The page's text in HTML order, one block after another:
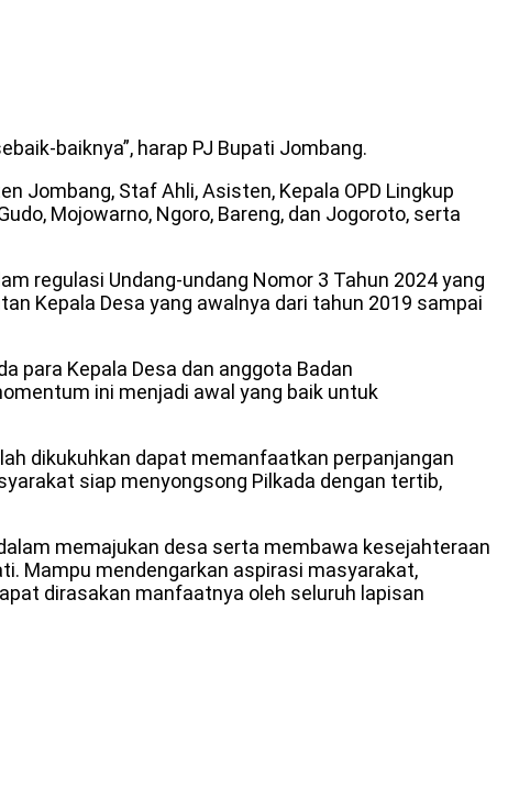
baiknya”, harap PJ Bupati Jombang.
Jombang, Staf Ahli, Asisten, Kepala OPD Lingkup
Mojowarno, Ngoro, Bareng, dan Jogoroto, serta
regulasi Undang-undang Nomor 3 Tahun 2024 yang
Kepala Desa yang awalnya dari tahun 2019 sampai
para Kepala Desa dan anggota Badan
ini menjadi awal yang baik untuk
dikukuhkan dapat memanfaatkan perpanjangan
siap menyongsong Pilkada dengan tertib,
memajukan desa serta membawa kesejahteraan
Mampu mendengarkan aspirasi masyarakat,
dirasakan manfaatnya oleh seluruh lapisan